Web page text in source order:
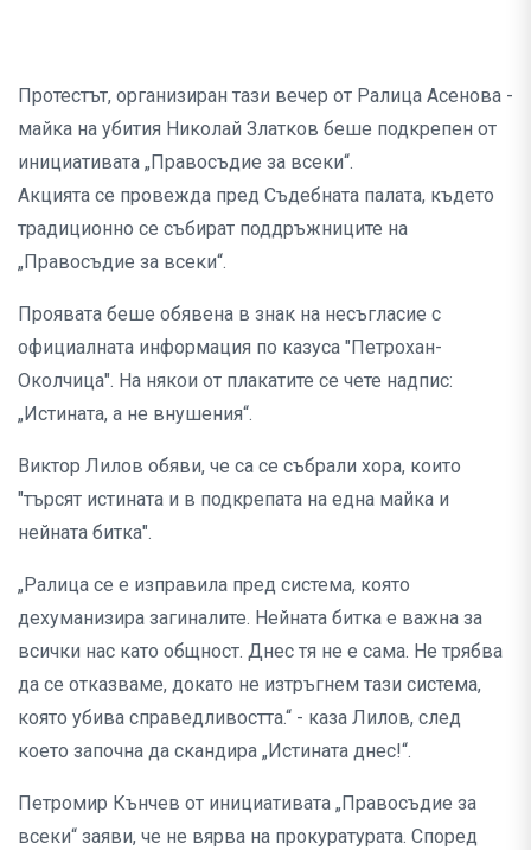
Протестът, организиран тази вечер от Ралица Асенова -
майка на убития Николай Златков беше подкрепен от
инициативата „Правосъдие за всеки“.
Акцията се провежда пред Съдебната палата, където
традиционно се събират поддръжниците на
„Правосъдие за всеки“.
Проявата беше обявена в знак на несъгласие с
официалната информация по казуса "Петрохан-
Околчица". На някои от плакатите се чете надпис:
„Истината, а не внушения“.
Виктор Лилов обяви, че са се събрали хора, които
"търсят истината и в подкрепата на една майка и
нейната битка".
„Ралица се е изправила пред система, която
дехуманизира загиналите. Нейната битка е важна за
всички нас като общност. Днес тя не е сама. Не трябва
да се отказваме, докато не изтръгнем тази система,
която убива справедливостта.“ - каза Лилов, след
което започна да скандира „Истината днес!“.
Петромир Кънчев от инициативата „Правосъдие за
всеки“ заяви, че не вярва на прокуратурата. Според